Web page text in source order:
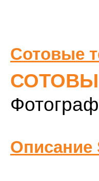
Сотовые
Описание